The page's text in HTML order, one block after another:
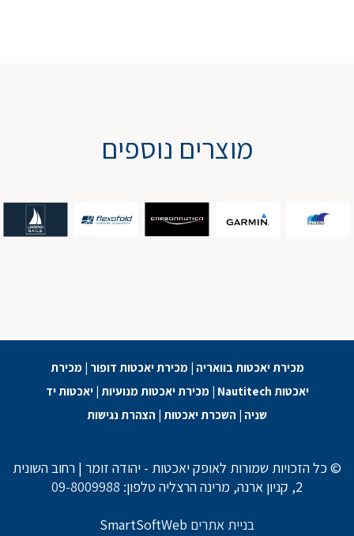
מוצרים נוספים
מכירת יאכטות בוואריה | מכירת יאכטות דופור | מכירת
יאכטות Nautitech
| מכירת יאכטות מנועיות |יאכטות יד
שניה | השכרת יאכטות | הצהרת נגישות
© כל הזכויות שמורות לאופק יאכטות - יהודה זומר | רחוב השונית
2, קניון ארנה, מרינה הרצליה טלפון:
09-8009988
בניית אתרים